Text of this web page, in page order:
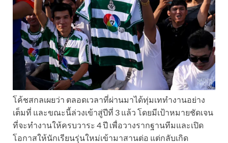
โค้ชสกลเผยว่า ตลอดเวลาที่ผ่านมาได้ทุ่มเททำงานอย่าง
เต็มที่ และขณะนี้ล่วงเข้าสู่ปีที่ 3 แล้ว โดยมีเป้าหมายชัดเจน
ที่จะทำงานให้ครบวาระ 4 ปี เพื่อวางรากฐานทีมและเปิด
โอกาสให้นักเรียนรุ่นใหม่เข้ามาสานต่อ แต่กลับเกิด